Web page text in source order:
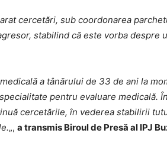
cercetări, sub coordonarea
stabilind că este vorba despre
a tânărului de 33 de ani la
pentru evaluare medicală.
cercetările, în vederea stabilirii
„, a transmis Biroul de Presă al IPJ